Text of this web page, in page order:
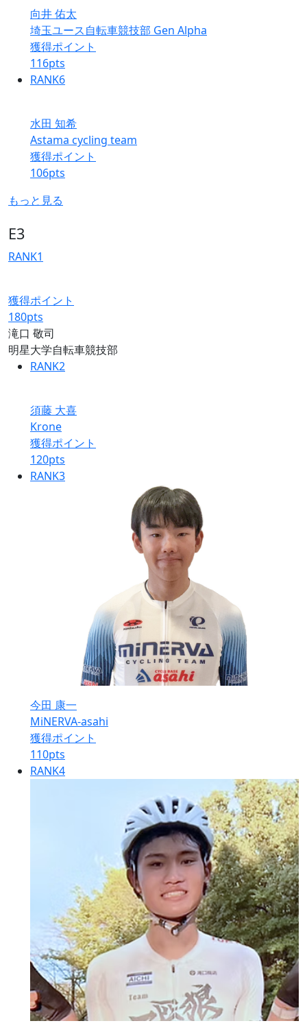
向井 佑太
埼玉ユース自転車競技部 Gen Alpha
獲得ポイント
116pts
RANK6
水田 知希
Astama cycling team
獲得ポイント
106pts
もっと見る
E3
RANK1
獲得ポイント
180pts
滝口 敬司
明星大学自転車競技部
RANK2
須藤 大喜
Krone
獲得ポイント
120pts
RANK3
今田 康一
MiNERVA-asahi
獲得ポイント
110pts
RANK4